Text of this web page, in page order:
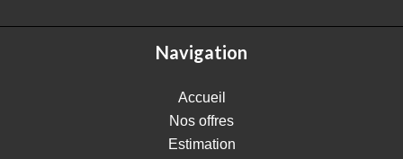
Navigation
Accueil
Nos offres
Estimation